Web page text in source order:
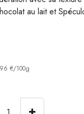
au lait et
€/100g